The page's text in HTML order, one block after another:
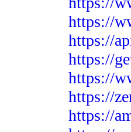
https://
https://
https://
https://
https://
https://